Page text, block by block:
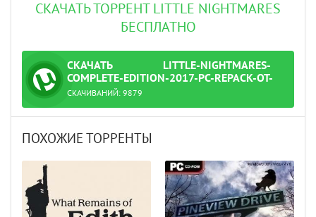
СКАЧАТЬ ТОРРЕНТ LITTLE NIGHTMARES
БЕСПЛАТНО
СКАЧАТЬ
ТОРРЕНТ
LITTLE-NIGHTMARES-
COMPLETE-EDITION-2017-PC-REPACK-OT-
XATAB.TORRENT
СКАЧИВАНИЙ: 9879
ot-xatab.torrent
ПОХОЖИЕ ТОРРЕНТЫ